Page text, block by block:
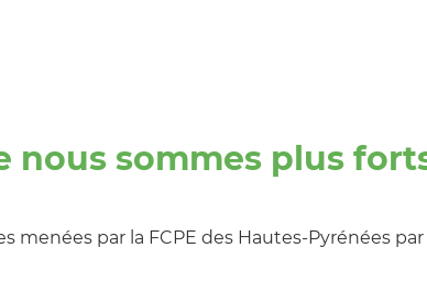
nous sommes plus
menées par la FCPE des Hautes-Pyrénées